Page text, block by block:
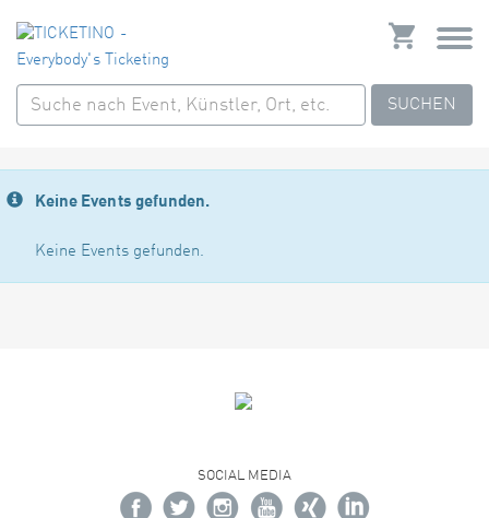
SUCHEN
Keine Events gefunden.
Keine Events gefunden.
SOCIAL MEDIA